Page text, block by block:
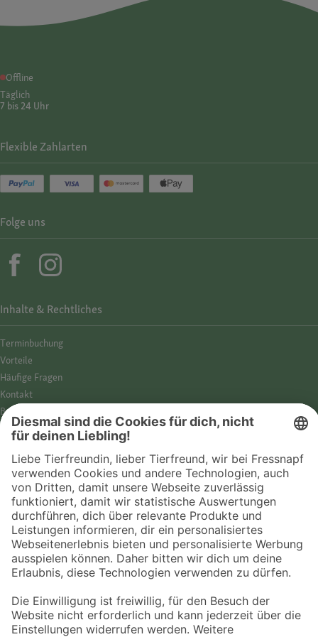
Offline
Täglich
7 bis 24 Uhr
© 2026 Fressnapf Tiernahrungs GmbH
Inhalte & Rechtliches
Termin­buchung
Vorteile
Häufige Fragen
Kontakt
Barrierefreiheit
Impressum
Datenschutz­hinweise
Cookies
AGB
Entdecke Fressnapf
Tierversicherung
GPS-Tracker
Fressnapf Salon
Online-Shop
Flexible Zahlarten
Folge uns